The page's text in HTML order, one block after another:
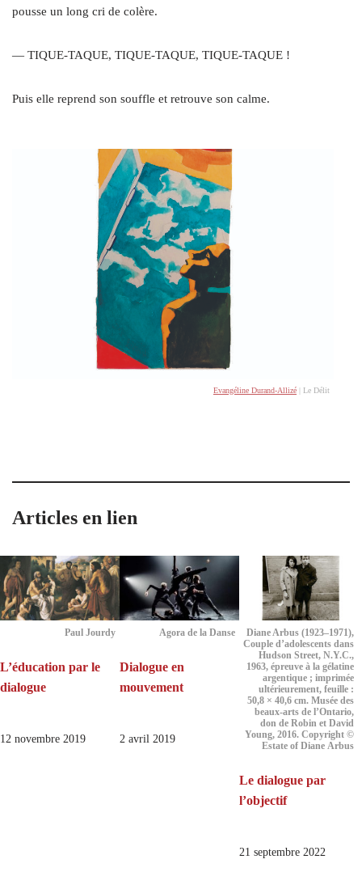
pousse un long cri de colère.
— TIQUE-TAQUE, TIQUE-TAQUE, TIQUE-TAQUE !
Puis elle reprend son souffle et retrouve son calme.
Evangéline Durand-Allizé | Le Délit
Articles en lien
Paul Jourdy
L’éducation par le
dialogue
12 novembre 2019
Agora de la Danse
Dialogue en
mouvement
2 avril 2019
Diane Arbus (1923–1971),
Couple d’adolescents dans
Hudson Street, N.Y.C.,
1963, épreuve à la gélatine
argentique ; imprimée
ultérieurement, feuille :
50,8 × 40,6 cm. Musée des
beaux-arts de l’Ontario,
don de Robin et David
Young, 2016. Copyright ©
Estate of Diane Arbus
Le dialogue par
l’objectif
21 septembre 2022